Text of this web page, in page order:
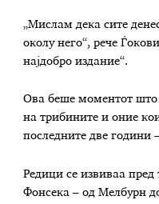
„Мислам дека сите
околу него“, рече
најдобро издание“.
Ова беше моментот што
на трибините и оние
последните две години
Редици се извиваа пред
Фонсека – од Мелбурн